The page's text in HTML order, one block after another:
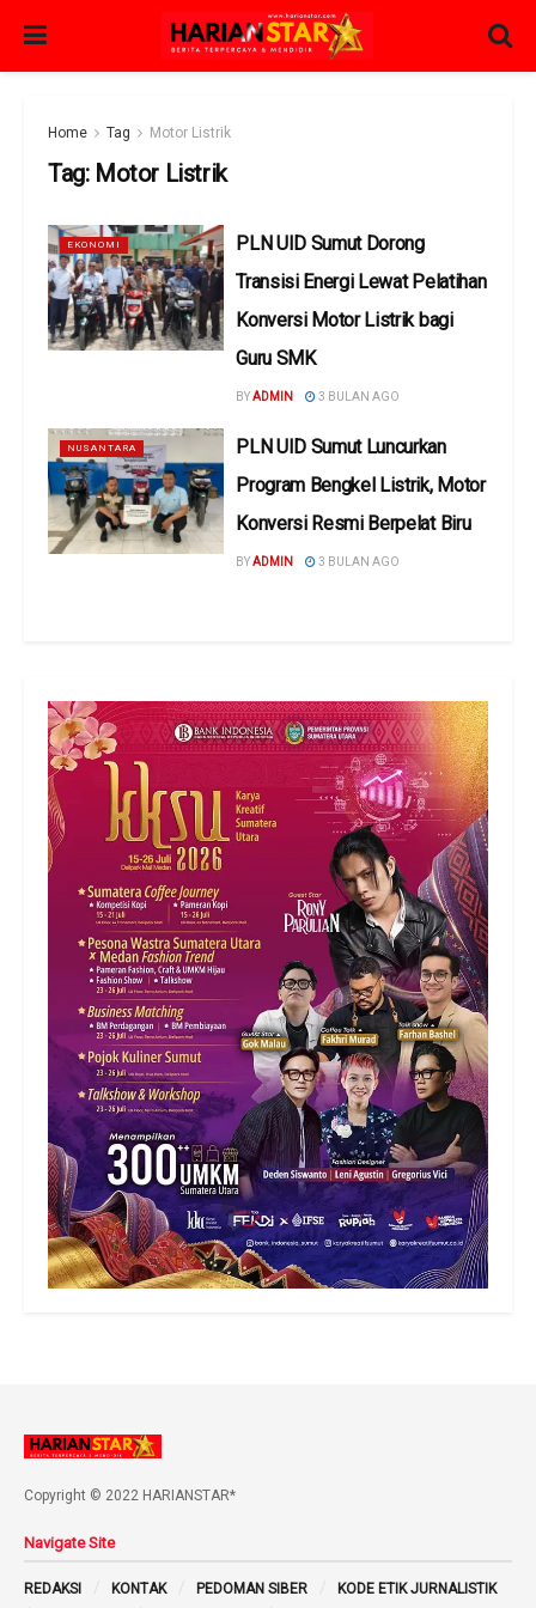
Home Tag Motor Listrik
Tag: Motor Listrik
EKONOMI
PLN UID Sumut Dorong
Transisi Energi Lewat Pelatihan
Konversi Motor Listrik bagi
Guru SMK
BYADMIN 3 BULAN AGO
NUSANTARA
PLN UID Sumut Luncurkan
Program Bengkel Listrik, Motor
Konversi Resmi Berpelat Biru
BYADMIN 3 BULAN AGO
Copyright © 2022 HARIANSTAR*
Navigate Site
REDAKSI KONTAK PEDOMAN SIBER
KODE ETIK JURNALISTIK